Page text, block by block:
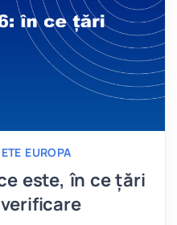
EUROPA
este, în ce țări